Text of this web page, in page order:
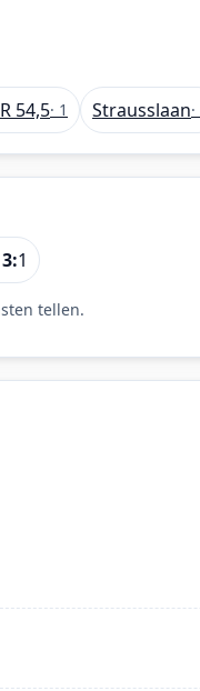
54,5· 1 Strausslaan
1
tellen.